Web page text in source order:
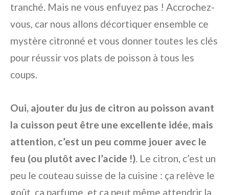
tranché. Mais ne vous enfuyez pas ! Accrochez-
vous, car nous allons décortiquer ensemble ce
mystère citronné et vous donner toutes les clés
pour réussir vos plats de poisson à tous les
coups.
Oui, ajouter du jus de citron au poisson avant
la cuisson peut être une excellente idée, mais
attention, c’est un peu comme jouer avec le
feu (ou plutôt avec l’acide !) . Le citron, c’est un
peu le couteau suisse de la cuisine : ça relève le
goût, ça parfume, et ça peut même attendrir la